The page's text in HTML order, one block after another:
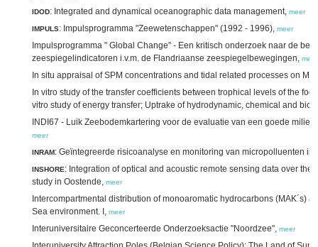
IDOD: Integrated and dynamical oceanographic data management, meer
IMPULS: Impulsprogramma "Zeewetenschappen" (1992 - 1996), meer
Impulsprogramma " Global Change" - Een kritisch onderzoek naar de
zeespiegelindicatoren i.v.m. de Flandriaanse zeespiegelbewegingen, meer
In situ appraisal of SPM concentrations and tidal related processes on
In vitro study of the transfer coefficients between trophical levels of the
vitro study of energy transfer; Uptrake of hydrodynamic, chemical and
INDI67 - Luik Zeebodemkartering voor de evaluatie van een goede
meer
INRAM: Geïntegreerde risicoanalyse en monitoring van micropolluenten
INSHORE: Integration of optical and acoustic remote sensing data over
study in Oostende, meer
Intercompartmental distribution of monoaromatic hydrocarbons (MAK´s)
Sea environment. I, meer
Interuniversitaire Geconcerteerde Onderzoeksactie "Noordzee", meer